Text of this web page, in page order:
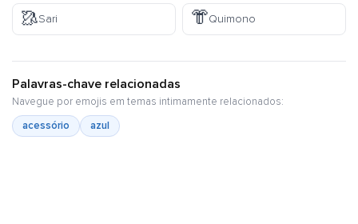
🥻Sari 👘Quimono
Palavras-chave relacionadas
Navegue por emojis em temas intimamente relacionados:
acessório
azul